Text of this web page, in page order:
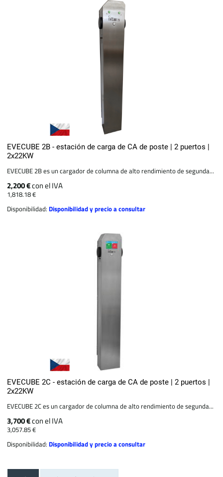
EVECUBE 2B - estación de carga de CA de poste | 2 puertos |
2x22KW
EVECUBE 2B es un cargador de columna de alto rendimiento de segunda...
2,200 €con el IVA
1,818.18 €
Disponibilidad: Disponibilidad y precio a consultar
EVECUBE 2C - estación de carga de CA de poste | 2 puertos |
2x22KW
EVECUBE 2C es un cargador de columna de alto rendimiento de segunda...
3,700 €con el IVA
3,057.85 €
Disponibilidad: Disponibilidad y precio a consultar